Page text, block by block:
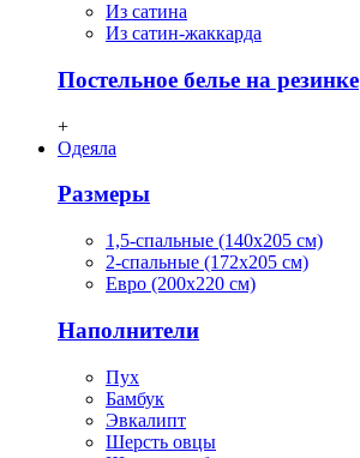
Из сатина
Из сатин-жаккарда
Постельное белье на резинке
+
Одеяла
Размеры
1,5-спальные (140х205 см)
2-спальные (172х205 см)
Евро (200х220 см)
Наполнители
Пух
Бамбук
Эвкалипт
Шерсть овцы